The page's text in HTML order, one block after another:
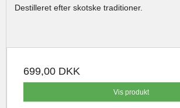
Destilleret efter skotske traditioner.
699,00 DKK
Vis produkt